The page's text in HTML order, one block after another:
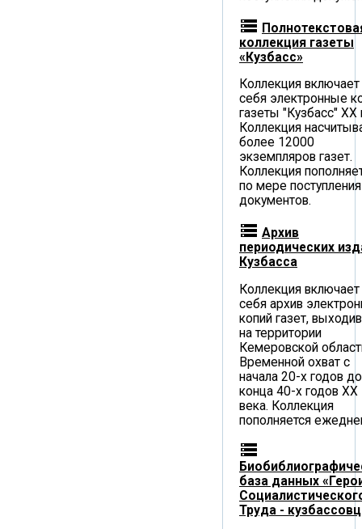
storage
коллекция газеты
«Кузбасс»
Коллекция включает
себя электронные
газеты "Кузбасс" XX
Коллекция
более 12000
экземпляров газет.
Коллекция
по мере поступления
документов.
storage Архив
периодических
Кузбасса
Коллекция включает
себя архив
копий газет,
на территории
Кемеровской
Временной охват c
начала 20-х годов до
конца 40-х годов XX
века. Коллекция
пополняется
storage
база данных
Труда -